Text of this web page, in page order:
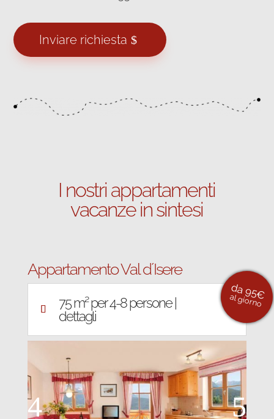
Inviare richiesta
I nostri appartamenti
vacanze in sintesi
Appartamento Val d´Isere
da 95€
al giorno
75 m² per 4-8 persone |
dettagli